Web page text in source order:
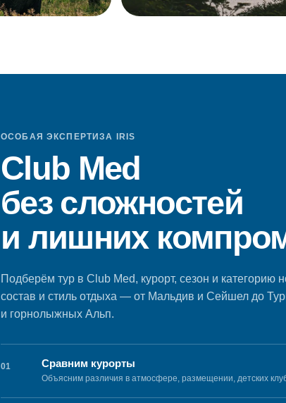
ОСОБАЯ ЭКСПЕРТИЗА IRIS
Club Med
без сложностей
и лишних
Подберём тур в Club Med, курорт, сезон и категорию
состав и стиль отдыха — от Мальдив и Сейшел до
и горнолыжных Альп.
01 Сравним курорты
Объясним различия в атмосфере, размещении, детских